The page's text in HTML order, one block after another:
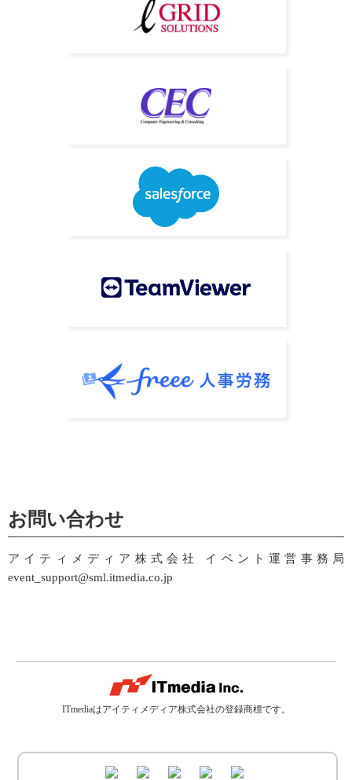
お問い合わせ
アイティメディア株式会社 イベント運営事務局
event_support@sml.itmedia.co.jp
ITmediaはアイティメディア株式会社の登録商標です。